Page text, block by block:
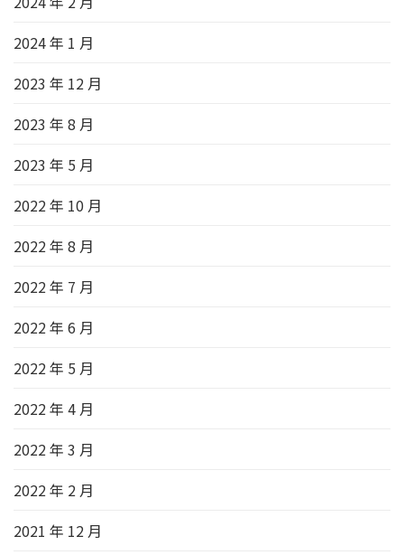
2024 年 1 月
2023 年 12 月
2023 年 8 月
2023 年 5 月
2022 年 10 月
2022 年 8 月
2022 年 7 月
2022 年 6 月
2022 年 5 月
2022 年 4 月
2022 年 3 月
2022 年 2 月
2021 年 12 月